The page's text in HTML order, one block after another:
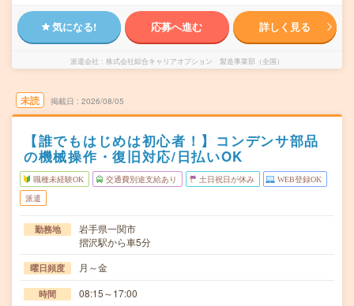
気になる! 応募へ進む 詳しく見る
派遣会社 株式会社綜合キャリアオプション 製造事業部（全国）
未読 掲載日 2026/08/05
【誰でもはじめは初心者！】コンデンサ部品
の機械操作・復旧対応/日払いOK
職種未経験OK 交通費別途支給あり 土日祝日が休み WEB登録OK
派遣
勤務地
岩手県一関市
摺沢駅から車5分
曜日頻度 月～金
時間 08:15～17:00